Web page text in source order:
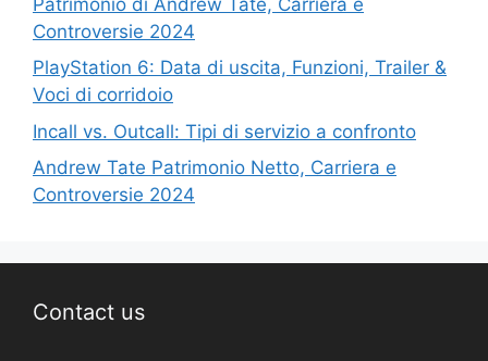
Controversie 2024
PlayStation 6: Data di uscita, Funzioni, Trailer &
Voci di corridoio
Incall vs. Outcall: Tipi di servizio a confronto
Andrew Tate Patrimonio Netto, Carriera e
Controversie 2024
Contact us